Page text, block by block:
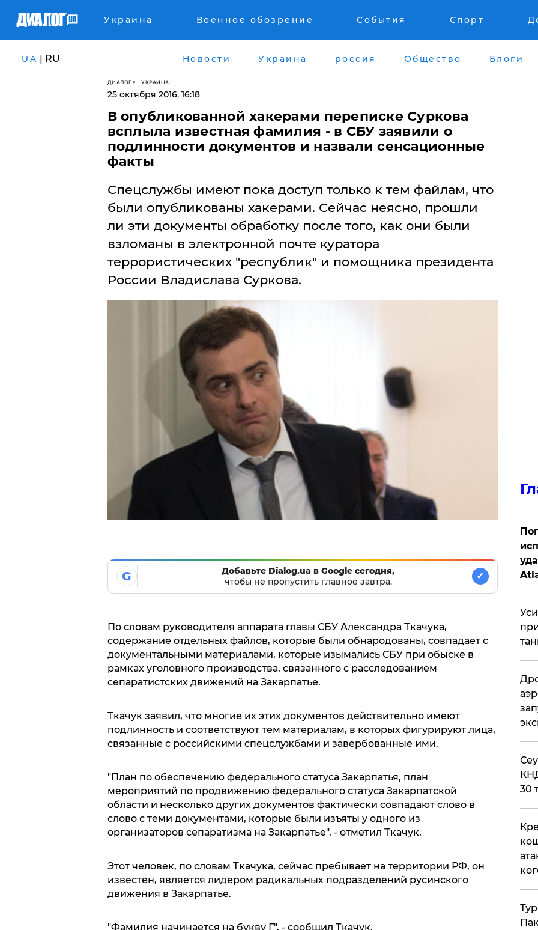
Украина Военное обозрение События Спорт
UA | RU Новости Украина россия Общество Блоги
ДИАЛОГ УКРАИНА
25 октября 2016, 16:18
В опубликованной хакерами переписке Суркова
всплыла известная фамилия - в СБУ заявили о
подлинности документов и назвали сенсационные
факты
Спецслужбы имеют пока доступ только к тем файлам, что
были опубликованы хакерами. Сейчас неясно, прошли
ли эти документы обработку после того, как они были
взломаны в электронной почте куратора
террористических "республик" и помощника президента
России Владислава Суркова.
G
Добавьте Dialog.ua в Google сегодня,
чтобы не пропустить главное завтра.
✓
По словам руководителя аппарата главы СБУ Александра Ткачука,
содержание отдельных файлов, которые были обнародованы, совпадает с
документальными материалами, которые изымались СБУ при обыске в
рамках уголовного производства, связанного с расследованием
сепаратистских движений на Закарпатье.
Ткачук заявил, что многие их этих документов действительно имеют
подлинность и соответствуют тем материалам, в которых фигурируют лица,
связанные с российскими спецслужбами и завербованные ими.
"План по обеспечению федерального статуса Закарпатья, план
мероприятий по продвижению федерального статуса Закарпатской
области и несколько других документов фактически совпадают слово в
слово с теми документами, которые были изъяты у одного из
организаторов сепаратизма на Закарпатье", - отметил Ткачук.
Этот человек, по словам Ткачука, сейчас пребывает на территории РФ, он
известен, является лидером радикальных подразделений русинского
движения в Закарпатье.
"Фамилия начинается на букву Г", - сообщил Ткачук.
30